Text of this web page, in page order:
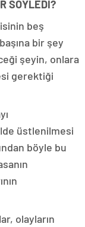
SÖYLEDİ?
beş
bir şey
şeyin, onlara
gerektiği
üstlenilmesi
böyle bu
olayların